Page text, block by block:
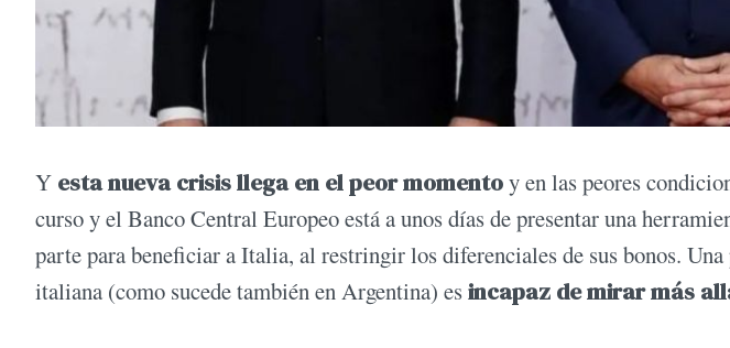
Y esta nueva crisis llega en el peor momentoy en las peores
curso y el Banco Central Europeo está a unos días de presentar una
parte para beneficiar a Italia, al restringir los diferenciales de sus bonos.
italiana (como sucede también en Argentina) esincapaz de mirar más